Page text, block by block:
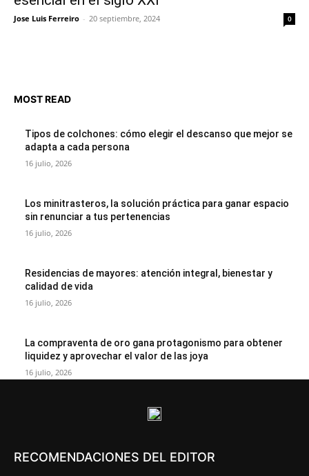
Jose Luis Ferreiro - 20 septiembre, 2024 0
MOST READ
Tipos de colchones: cómo elegir el descanso que mejor se
adapta a cada persona
16 julio, 2026
Los minitrasteros, la solución práctica para ganar espacio
sin renunciar a tus pertenencias
16 julio, 2026
Residencias de mayores: atención integral, bienestar y
calidad de vida
16 julio, 2026
La compraventa de oro gana protagonismo para obtener
liquidez y aprovechar el valor de las joya
16 julio, 2026
RECOMENDACIONES DEL EDITOR